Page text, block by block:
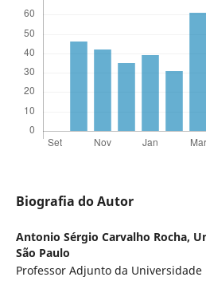
Biografia do Autor
Antonio Sérgio Carvalho Rocha,
São Paulo
Professor Adjunto da Universidade